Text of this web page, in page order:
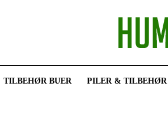
TILBEHØR BUER PILER & TILBEHØR